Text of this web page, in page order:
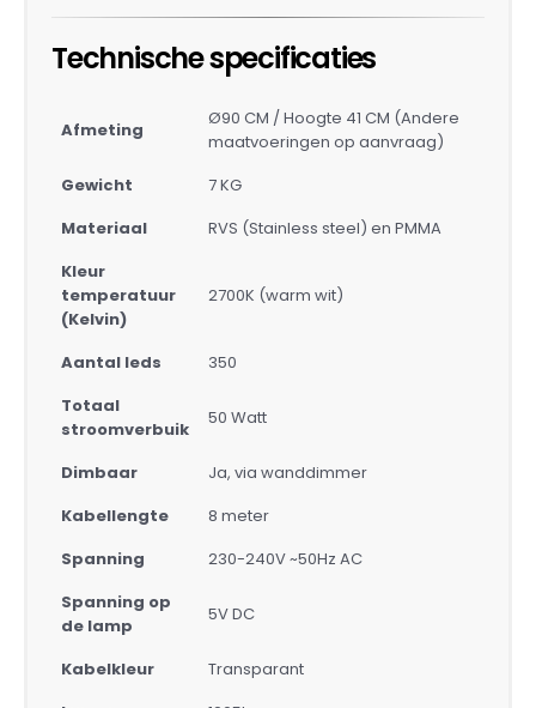
Technische specificaties
Afmeting
Ø90 CM / Hoogte 41 CM (Andere
maatvoeringen op aanvraag)
Gewicht
7 KG
Materiaal
RVS (Stainless steel) en PMMA
Kleur
temperatuur
(Kelvin)
2700K (warm wit)
Aantal leds
350
Totaal
stroomverbuik
50 Watt
Dimbaar
Ja, via wanddimmer
Kabellengte
8 meter
Spanning
230-240V ~50Hz AC
Spanning op
de lamp
5V DC
Kabelkleur
Transparant